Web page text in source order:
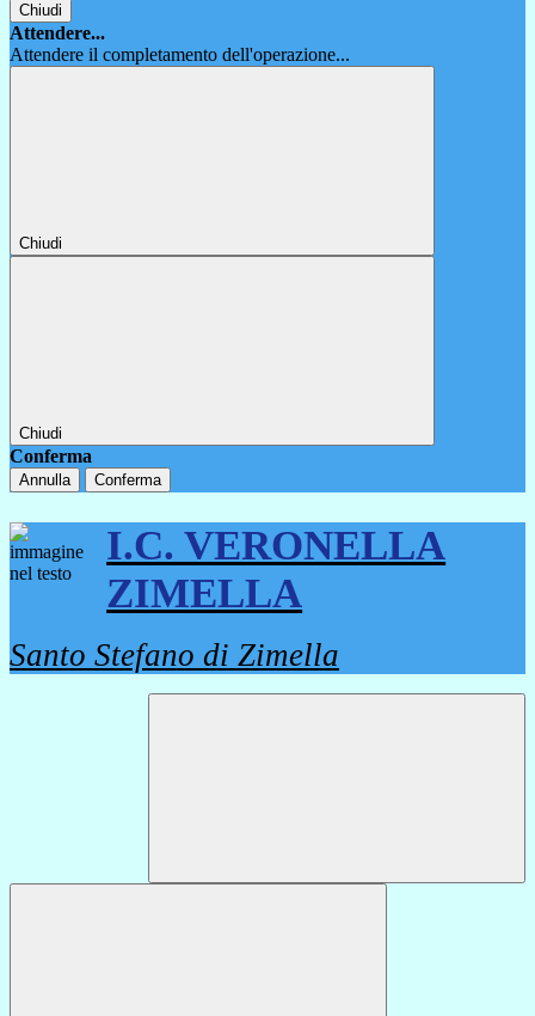
Chiudi
Attendere...
Attendere il completamento dell'operazione...
Chiudi
Chiudi
Conferma
Annulla Conferma
I.C. VERONELLA
ZIMELLA
Santo Stefano di Zimella